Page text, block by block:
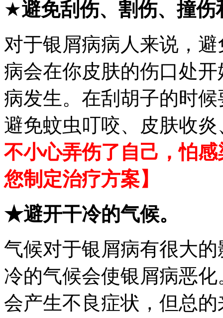
★避免刮伤、割伤、撞伤
对于银屑病病人来说，
病会在你皮肤的伤口处
病发生。在刮胡子的时
避免蚊虫叮咬、皮肤收
不小心弄伤了自己，怕
您制定治疗方案】
★避开干冷的气候。
气候对于银屑病有很大
冷的气候会使银屑病恶
会产生不良症状，但总